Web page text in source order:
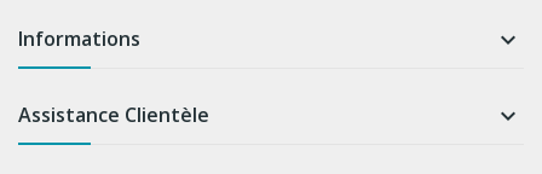
Informations 
Assistance Clientèle 